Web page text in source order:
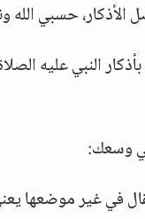
الأذكار، حسبي الله
النبي عليه
وسعك:
في غير موضعها